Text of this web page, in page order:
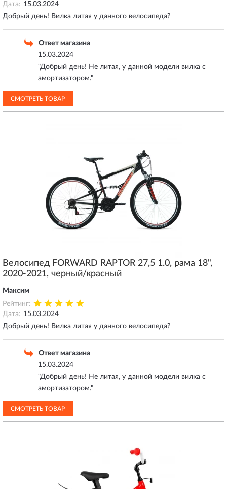
Дата: 15.03.2024
Добрый день! Вилка литая у данного велосипеда?
Ответ магазина
15.03.2024
"Добрый день! Не литая, у данной модели вилка с
амортизатором."
СМОТРЕТЬ ТОВАР
Велосипед FORWARD RAPTOR 27,5 1.0, рама 18",
2020-2021, черный/красный
Максим
Рейтинг:
Дата: 15.03.2024
Добрый день! Вилка литая у данного велосипеда?
Ответ магазина
15.03.2024
"Добрый день! Не литая, у данной модели вилка с
амортизатором."
СМОТРЕТЬ ТОВАР